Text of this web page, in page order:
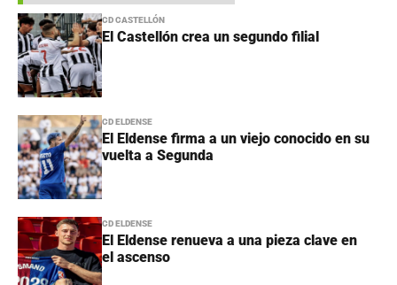
CD CASTELLÓN
El Castellón crea un segundo filial
CD ELDENSE
El Eldense firma a un viejo conocido en su
vuelta a Segunda
CD ELDENSE
El Eldense renueva a una pieza clave en
el ascenso